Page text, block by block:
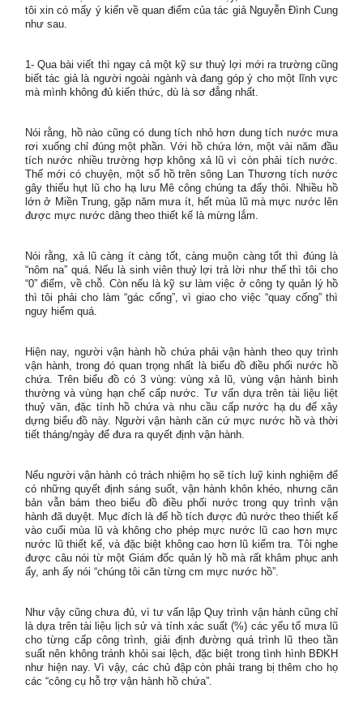
tôi xin có mấy ý kiến về quan điểm của tác giả Nguyễn Đình Cung
như sau.
1- Qua bài viết thì ngay cả một kỹ sư thuỷ lợi mới ra trường cũng
biết tác giả là người ngoài ngành và đang góp ý cho một lĩnh vực
mà mình không đủ kiến thức, dù là sơ đẳng nhất.
Nói rằng, hồ nào cũng có dung tích nhỏ hơn dung tích nước mưa
rơi xuống chỉ đúng một phần. Với hồ chứa lớn, một vài năm đầu
tích nước nhiều trường hợp không xả lũ vì còn phải tích nước.
Thế mới có chuyện, một số hồ trên sông Lan Thương tích nước
gây thiếu hụt lũ cho hạ lưu Mê công chúng ta đấy thôi. Nhiều hồ
lớn ở Miền Trung, gặp năm mưa ít, hết mùa lũ mà mực nước lên
được mực nước dâng theo thiết kế là mừng lắm.
Nói rằng, xả lũ càng ít càng tốt, càng muộn càng tốt thì đúng là
“nôm na” quá. Nếu là sinh viên thuỷ lợi trả lời như thế thì tôi cho
“0” điểm, về chỗ. Còn nếu là kỹ sư làm việc ở công ty quản lý hồ
thì tôi phải cho làm “gác cổng”, vì giao cho việc “quay cống” thì
nguy hiểm quá.
Hiện nay, người vận hành hồ chứa phải vận hành theo quy trình
vận hành, trong đó quan trọng nhất là biểu đồ điều phối nước hồ
chứa. Trên biểu đồ có 3 vùng: vùng xả lũ, vùng vận hành bình
thường và vùng hạn chế cấp nước. Tư vấn dựa trên tài liệu liệt
thuỷ văn, đặc tính hồ chứa và nhu cầu cấp nước hạ du để xây
dựng biểu đồ này. Người vận hành căn cứ mực nước hồ và thời
tiết tháng/ngày để đưa ra quyết định vận hành.
Nếu người vận hành có trách nhiệm họ sẽ tích luỹ kinh nghiệm để
có những quyết định sáng suốt, vận hành khôn khéo, nhưng căn
bản vẫn bám theo biểu đồ điều phối nước trong quy trình vận
hành đã duyệt. Mục đích là để hồ tích được đủ nước theo thiết kế
vào cuối mùa lũ và không cho phép mực nước lũ cao hơn mực
nước lũ thiết kế, và đặc biệt không cao hơn lũ kiểm tra. Tôi nghe
được câu nói từ một Giám đốc quản lý hồ mà rất khâm phục anh
ấy, anh ấy nói “chúng tôi căn từng cm mực nước hồ”.
Như vậy cũng chưa đủ, vì tư vấn lập Quy trình vận hành cũng chỉ
là dựa trên tài liệu lịch sử và tính xác suất (%) các yếu tố mưa lũ
cho từng cấp công trình, giải định đường quá trình lũ theo tần
suất nên không tránh khỏi sai lệch, đặc biệt trong tình hình BĐKH
như hiện nay. Vì vậy, các chủ đập còn phải trang bị thêm cho họ
các “công cụ hỗ trợ vận hành hồ chứa”.